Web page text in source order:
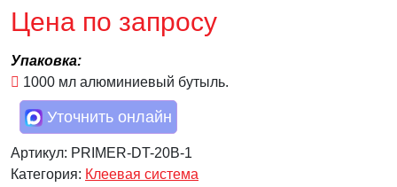
Цена по запросу
Упаковка:
1000 мл алюминиевый бутыль.
Уточнить онлайн
Артикул: PRIMER-DT-20B-1
Категория: Клеевая система